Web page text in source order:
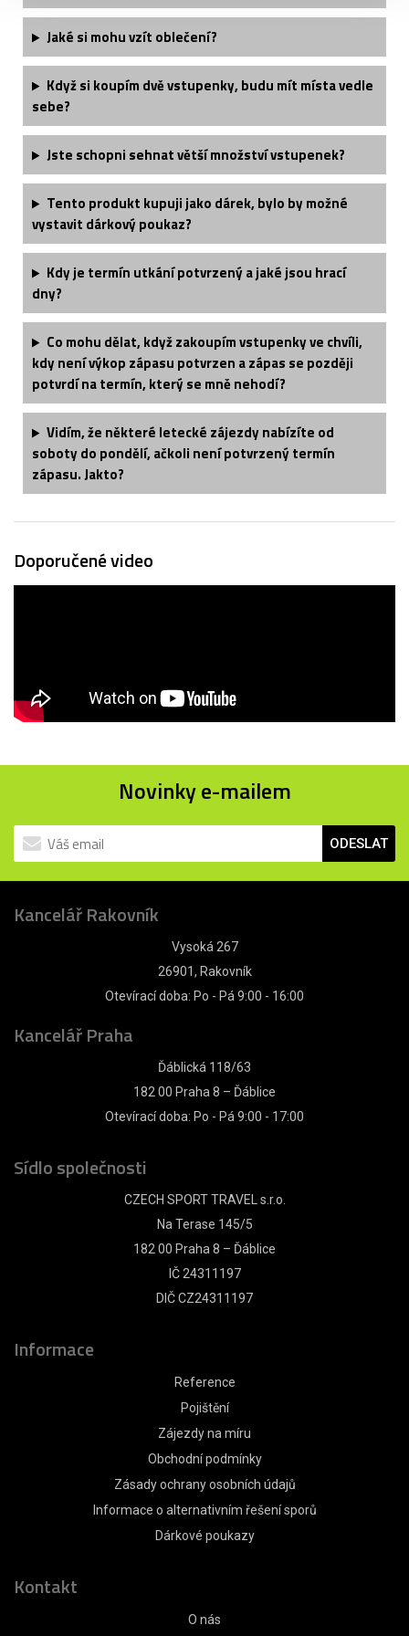
Jaké si mohu vzít oblečení?
Když si koupím dvě vstupenky, budu mít místa vedle
sebe?
Jste schopni sehnat větší množství vstupenek?
Tento produkt kupuji jako dárek, bylo by možné
vystavit dárkový poukaz?
Kdy je termín utkání potvrzený a jaké jsou hrací
dny?
Co mohu dělat, když zakoupím vstupenky ve chvíli,
kdy není výkop zápasu potvrzen a zápas se později
potvrdí na termín, který se mně nehodí?
Vidím, že některé letecké zájezdy nabízíte od
soboty do pondělí, ačkoli není potvrzený termín
zápasu. Jakto?
Doporučené video
Novinky e-mailem
ODESLAT
Kancelář Rakovník
Vysoká 267
26901, Rakovník
Otevírací doba: Po - Pá 9:00 - 16:00
Kancelář Praha
Ďáblická 118/63
182 00 Praha 8 – Ďáblice
Otevírací doba: Po - Pá 9:00 - 17:00
Sídlo společnosti
CZECH SPORT TRAVEL s.r.o.
Na Terase 145/5
182 00 Praha 8 – Ďáblice
IČ 24311197
DIČ CZ24311197
Informace
Reference
Pojištění
Zájezdy na míru
Obchodní podmínky
Zásady ochrany osobních údajů
Informace o alternativním řešení sporů
Dárkové poukazy
Kontakt
O nás